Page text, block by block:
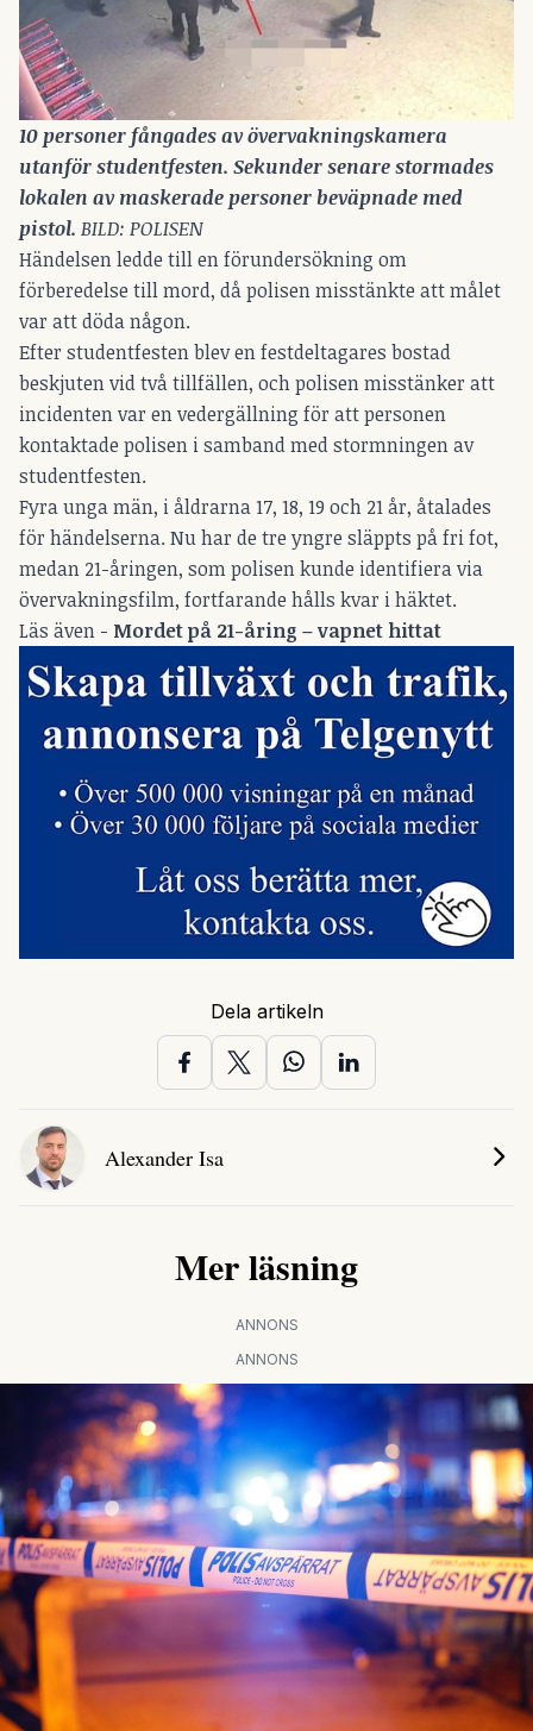
10 personer fångades av övervakningskamera
utanför studentfesten. Sekunder senare stormades
lokalen av maskerade personer beväpnade med
pistol. BILD: POLISEN
Händelsen ledde till en förundersökning om
förberedelse till mord, då polisen misstänkte att målet
var att döda någon.
Efter studentfesten blev en festdeltagares bostad
beskjuten vid två tillfällen, och polisen misstänker att
incidenten var en vedergällning för att personen
kontaktade polisen i samband med stormningen av
studentfesten.
Fyra unga män, i åldrarna 17, 18, 19 och 21 år, åtalades
för händelserna. Nu har de tre yngre släppts på fri fot,
medan 21-åringen, som polisen kunde identifiera via
övervakningsfilm, fortfarande hålls kvar i häktet.
Läs även - Mordet på 21-åring – vapnet hittat
Dela artikeln
Alexander Isa
Mer läsning
ANNONS
ANNONS